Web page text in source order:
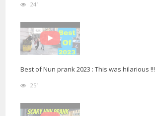
241
Best of Nun prank 2023 : This was hilarious !!!
251